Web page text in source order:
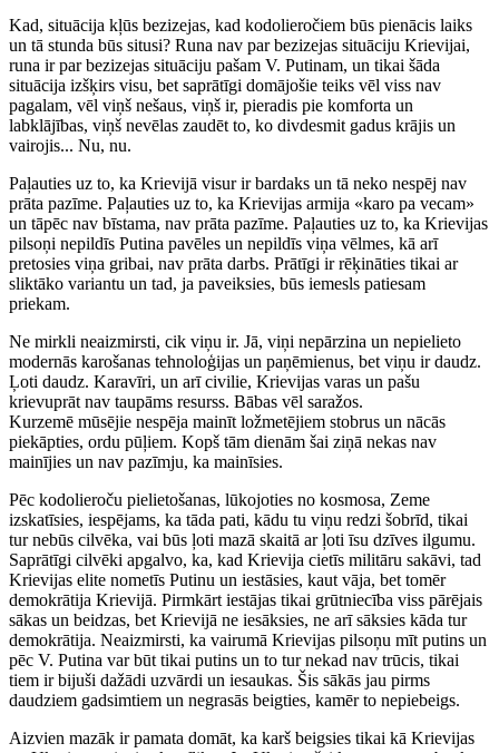
Kad, situācija kļūs bezizejas, kad kodolieročiem būs pienācis laiks
un tā stunda būs situsi? Runa nav par bezizejas situāciju Krievijai,
runa ir par bezizejas situāciju pašam V. Putinam, un tikai šāda
situācija izšķirs visu, bet saprātīgi domājošie teiks vēl viss nav
pagalam, vēl viņš nešaus, viņš ir, pieradis pie komforta un
labklājības, viņš nevēlas zaudēt to, ko divdesmit gadus krājis un
vairojis... Nu, nu.
Paļauties uz to, ka Krievijā visur ir bardaks un tā neko nespēj nav
prāta pazīme. Paļauties uz to, ka Krievijas armija «karo pa vecam»
un tāpēc nav bīstama, nav prāta pazīme. Paļauties uz to, ka Krievijas
pilsoņi nepildīs Putina pavēles un nepildīs viņa vēlmes, kā arī
pretosies viņa gribai, nav prāta darbs. Prātīgi ir rēķināties tikai ar
sliktāko variantu un tad, ja paveiksies, būs iemesls patiesam
priekam.
Ne mirkli neaizmirsti, cik viņu ir. Jā, viņi nepārzina un nepielieto
modernās karošanas tehnoloģijas un paņēmienus, bet viņu ir daudz.
Ļoti daudz. Karavīri, un arī civilie, Krievijas varas un pašu
krievuprāt nav taupāms resurss. Bābas vēl saražos.
Kurzemē mūsējie nespēja mainīt ložmetējiem stobrus un nācās
piekāpties, ordu pūļiem. Kopš tām dienām šai ziņā nekas nav
mainījies un nav pazīmju, ka mainīsies.
Pēc kodolieroču pielietošanas, lūkojoties no kosmosa, Zeme
izskatīsies, iespējams, ka tāda pati, kādu tu viņu redzi šobrīd, tikai
tur nebūs cilvēka, vai būs ļoti mazā skaitā ar ļoti īsu dzīves ilgumu.
Saprātīgi cilvēki apgalvo, ka, kad Krievija cietīs militāru sakāvi, tad
Krievijas elite nometīs Putinu un iestāsies, kaut vāja, bet tomēr
demokrātija Krievijā. Pirmkārt iestājas tikai grūtniecība viss pārējais
sākas un beidzas, bet Krievijā ne iesāksies, ne arī sāksies kāda tur
demokrātija. Neaizmirsti, ka vairumā Krievijas pilsoņu mīt putins un
pēc V. Putina var būt tikai putins un to tur nekad nav trūcis, tikai
tiem ir bijuši dažādi uzvārdi un iesaukas. Šis sākās jau pirms
daudziem gadsimtiem un negrasās beigties, kamēr to nepiebeigs.
Aizvien mazāk ir pamata domāt, ka karš beigsies tikai kā Krievijas